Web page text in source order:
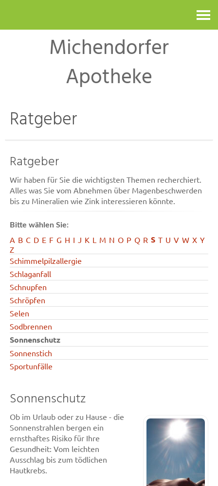
Michendorfer
Apotheke
Ratgeber
Ratgeber
Wir haben für Sie die wichtigsten Themen recherchiert.
Alles was Sie vom Abnehmen über Magenbeschwerden
bis zu Mineralien wie Zink interessieren könnte.
Bitte wählen Sie:
A B C D E F G H I J K L M N O P Q R S T U V W X Y
Z
Schimmelpilzallergie
Schlaganfall
Schnupfen
Schröpfen
Selen
Sodbrennen
Sonnenschutz
Sonnenstich
Sportunfälle
Sonnenschutz
Ob im Urlaub oder zu Hause - die
Sonnenstrahlen bergen ein
ernsthaftes Risiko für Ihre
Gesundheit: Vom leichten
Ausschlag bis zum tödlichen
Hautkrebs.